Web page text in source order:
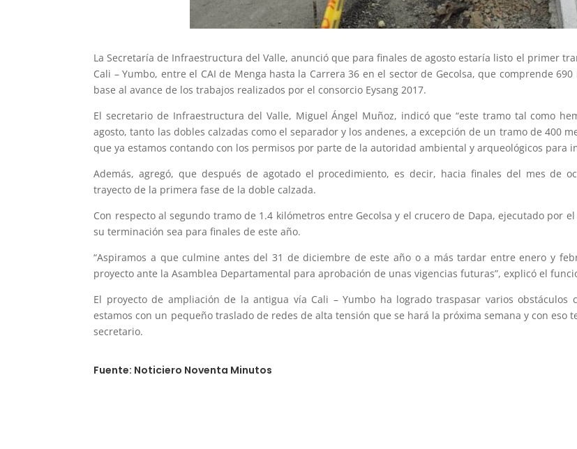
La Secretaría de Infraestructura del Valle, anunció que para finales de agosto estaría listo el primer
Cali – Yumbo, entre el CAI de Menga hasta la Carrera 36 en el sector de Gecolsa, que comprende
base al avance de los trabajos realizados por el consorcio Eysang 2017.
El secretario de Infraestructura del Valle, Miguel Ángel Muñoz, indicó que “este tramo tal como
agosto, tanto las dobles calzadas como el separador y los andenes, a excepción de un tramo de 400
que ya estamos contando con los permisos por parte de la autoridad ambiental y arqueológicos para
Además, agregó, que después de agotado el procedimiento, es decir, hacia finales del mes de
trayecto de la primera fase de la doble calzada.
Con respecto al segundo tramo de 1.4 kilómetros entre Gecolsa y el crucero de Dapa, ejecutado por
su terminación sea para finales de este año.
“Aspiramos a que culmine antes del 31 de diciembre de este año o a más tardar entre enero y
proyecto ante la Asamblea Departamental para aprobación de unas vigencias futuras”, explicó el
El proyecto de ampliación de la antigua vía Cali – Yumbo ha logrado traspasar varios obstáculos
estamos con un pequeño traslado de redes de alta tensión que se hará la próxima semana y con eso
secretario.
Fuente: Noticiero Noventa Minutos